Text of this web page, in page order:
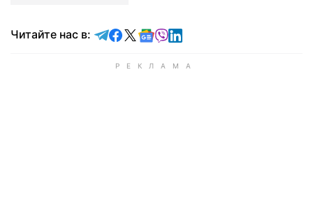
Читайте нас в: Читайте в Telegram
Читайте в Facebook
Читайте в X
Читайте в Google news
Читайте в Viber
Читайте в LinkedIn